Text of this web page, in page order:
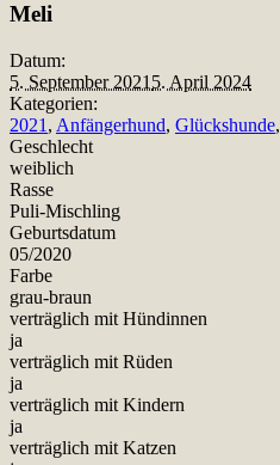
Meli
Datum:
5. September 2021 5. April 2024
Kategorien:
2021 , Anfängerhund, Glückshunde,
Geschlecht
weiblich
Rasse
Puli-Mischling
Geburtsdatum
05/2020
Farbe
grau-braun
verträglich mit Hündinnen
ja
verträglich mit Rüden
ja
verträglich mit Kindern
ja
verträglich mit Katzen